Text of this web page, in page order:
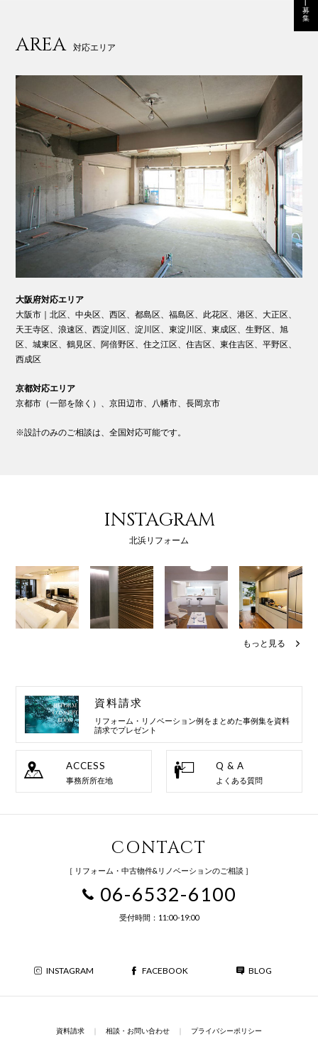
AREA 対応エリア
大阪府対応エリア
大阪市｜北区、中央区、西区、都島区、福島区、此花区、港区、大正区、
天王寺区、浪速区、西淀川区、淀川区、東淀川区、東成区、生野区、旭
区、城東区、鶴見区、阿倍野区、住之江区、住吉区、東住吉区、平野区、
西成区
京都対応エリア
京都市（一部を除く）、京田辺市、八幡市、長岡京市
※設計のみのご相談は、全国対応可能です。
INSTAGRAM
北浜リフォーム
もっと見る
資料請求
リフォーム・リノベーション例を まとめた事例集を資料
請求でプレゼント
ACCESS
事務所所在地
Q & A
よくある質問
CONTACT
［ リフォーム・中古物件&リノベーションのご相談 ］
06-6532-6100
受付時間：11:00-19:00
INSTAGRAM FACEBOOK BLOG
資料請求 相談・お問い合わせ プライバシーポリシー
募
集